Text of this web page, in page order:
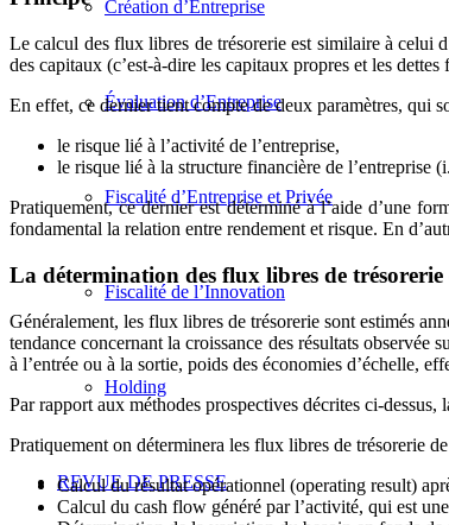
Création d’Entreprise
Évaluation d’Entreprise
Fiscalité d’Entreprise et Privée
Fiscalité de l’Innovation
Holding
REVUE DE PRESSE
Le calcul des flux libres de trésorerie est similaire à celui
des capitaux (c’est-à-dire les capitaux propres et les
En effet, ce dernier tient compte de deux paramètres, qui
le risque lié à l’activité de l’entreprise,
le risque lié à la structure financière de l’entreprise
Pratiquement, ce dernier est déterminé à l’aide d’une
fondamental la relation entre rendement et risque. En
La détermination des flux libres de trésorerie
Généralement, les flux libres de trésorerie sont estimés
tendance concernant la croissance des résultats observée
à l’entrée ou à la sortie, poids des économies d’échelle,
Par rapport aux méthodes prospectives décrites ci-
Pratiquement on déterminera les flux libres de trésorerie
Calcul du résultat opérationnel (operating result)
Calcul du cash flow généré par l’activité, qui est